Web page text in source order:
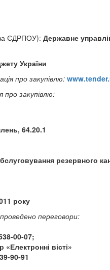
за ЄДРПОУ): Державне
України
про закупівлю:
закупівлю:
64.20.1
резервного
року
переговори:
00-07;
вісті»
90-91